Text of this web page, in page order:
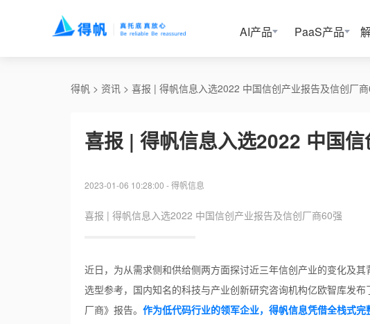
AI产品 PaaS产品
得帆 > 资讯 > 喜报 | 得帆信息入选2022 中国信创产业报告及信创厂
喜报 | 得帆信息入选2022 中国
2023-01-06 10:28:00 -得帆信息
喜报 | 得帆信息入选2022 中国信创产业报告及信创厂商60强
近日，为从需求侧和供给侧两方面探讨近三年信创产业的变化及
选型参考，国内知名的科技与产业创新研究咨询机构亿欧智库发
厂商》报告。 作为低代码行业的领军企业，得帆信息凭借全栈式